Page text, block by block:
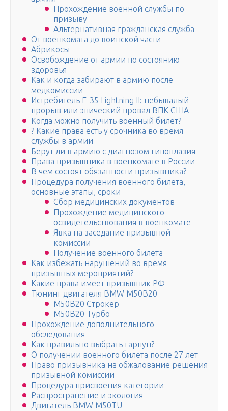
Прохождение военной службы по
призыву
Альтернативная гражданская служба
От военкомата до воинской части
Абрикосы
Освобождение от армии по состоянию
здоровья
Как и когда забирают в армию после
медкомиссии
Истребитель F-35 Lightning II: небывалый
прорыв или эпический провал ВПК США
Когда можно получить военный билет?
? Какие права есть у срочника во время
службы в армии
Берут ли в армию с диагнозом гипоплазия
Права призывника в военкомате в России
В чем состоят обязанности призывника?
Процедура получения военного билета,
основные этапы, сроки
Сбор медицинских документов
Прохождение медицинского
освидетельствования в военкомате
Явка на заседание призывной
комиссии
Получение военного билета
Как избежать нарушений во время
призывных мероприятий?
Какие права имеет призывник РФ
Тюнинг двигателя BMW M50B20
M50B20 Строкер
M50B20 Турбо
Прохождение дополнительного
обследования
Как правильно выбрать гарпун?
О получении военного билета после 27 лет
Право призывника на обжалование решения
призывной комиссии
Процедура присвоения категории
Распространение и экология
Двигатель BMW M50TU